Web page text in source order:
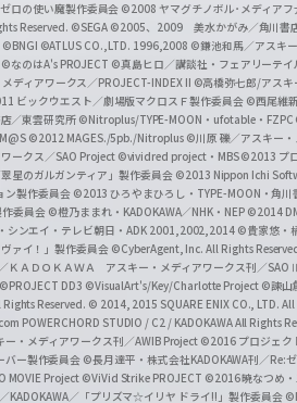
b
e
O
f
f
i
c
i
a
l
C
h
a
ロの使い魔製作委員会 ©2008 ヤマグチノボル･メディア
Reserved. ©SEGA ©2005、2009 美水かがみ／角川書
©BNGI ©ATLUS CO.,LTD. 1996,2008 ©鎌池和馬／アスキ
©なのはA's PROJECT ©真島ヒロ／講談社・フェアリーテ
ディアワークス／PROJECT-INDEX II ©高橋弥七郎/アスキ
ビックウエスト／劇場版マクロスＦ製作委員会 ©西尾維
／東雲研究所 ©Nitroplus/TYPE-MOON・ufotable・FZPC
©2012 MAGES./5pb./Nitroplus ©川原 礫／アスキー
ークス／SAO Project ©vividred project・MBS ©2013 プ
星のガルガンティア」製作委員会 ©2013 Nippon Ichi
ン製作委員会 ©2013 ひろやまひろし・TYPE-MOON・角
委員会 ©橙乃ままれ・KADOKAWA／NHK・NEP ©2014
シンエイ・テレビ朝日・ADK 2001,2002,2014 ©貴家悠・
ァイ！」製作委員会 ©CyberAgent, Inc. All Rights
ＫＡＤＯＫＡＷＡ アスキー・メディアワークス刊／
DD3 ©VisualArt's/Key/Charlotte Project ©諫山
Reserved. © 2014, 2015 SQUARE ENIX CO., LTD.
POWERCHORD STUDIO / C2 / KADOKAWA All Rights
・メディアワークス刊／AWIB Project ©2016 プロジェク
バー製作委員会 ©長月達平・株式会社KADOKAWA刊／Re:
MOVIE Project ©ViVid Strike PROJECT ©2016 暁なつめ
KADOKAWA／「プリズマ☆イリヤ ドライ!!」製作委員会